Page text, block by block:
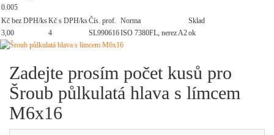
0.005
Kč bez DPH/ksKč s DPH/ksČís. prof. Norma
Sklad
3,00
4 SL990616ISO 7380FL, nerez A2ok
Zadejte prosím počet kusů pro
Šroub půlkulatá hlava s límcem
M6x16